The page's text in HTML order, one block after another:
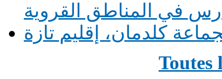
كلدمان، إقليم تازة
Toutes